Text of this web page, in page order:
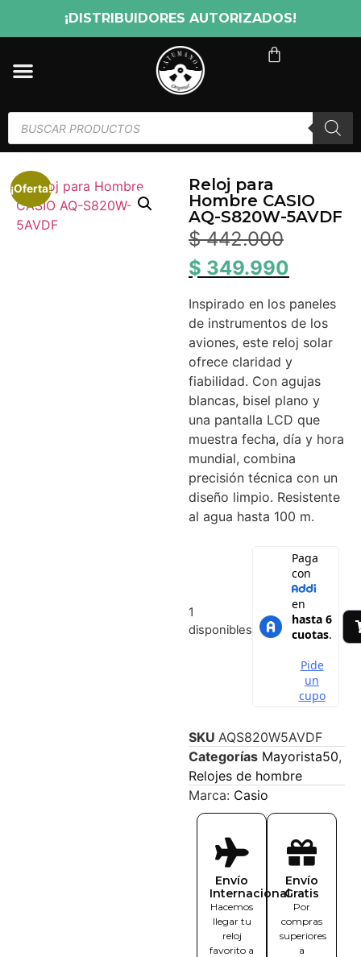
¡DISTRIBUIDORES AUTORIZADOS!
¡Oferta!
Reloj para
Hombre CASIO
AQ-S820W-5AVDF
$442.000
$ 349.990
Inspirado en los paneles
de instrumentos de los
aviones, este reloj solar
ofrece claridad y
fiabilidad. Con agujas
blancas, bisel plano y
una pantalla LCD que
muestra fecha, día y hora
mundial, combina
precisión técnica con un
diseño limpio. Resistente
al agua hasta 100 m.
1
disponibles
SKU AQS820W5AVDF
Categorías Mayorista50,
Relojes de hombre
Marca: Casio
Envío
Internacional
Hacemos
llegar tu
reloj
favorito a
Envío
Gratis
Por
compras
superiores
a